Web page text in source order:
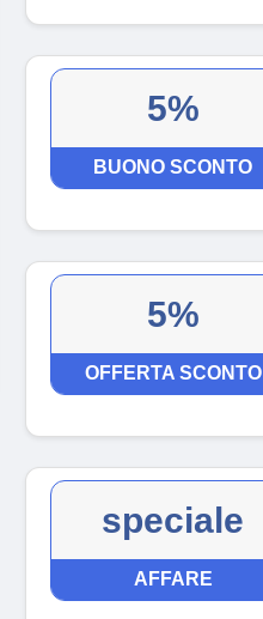
5%
BUONO SCONTO
5%
OFFERTA SCONTO
speciale
AFFARE